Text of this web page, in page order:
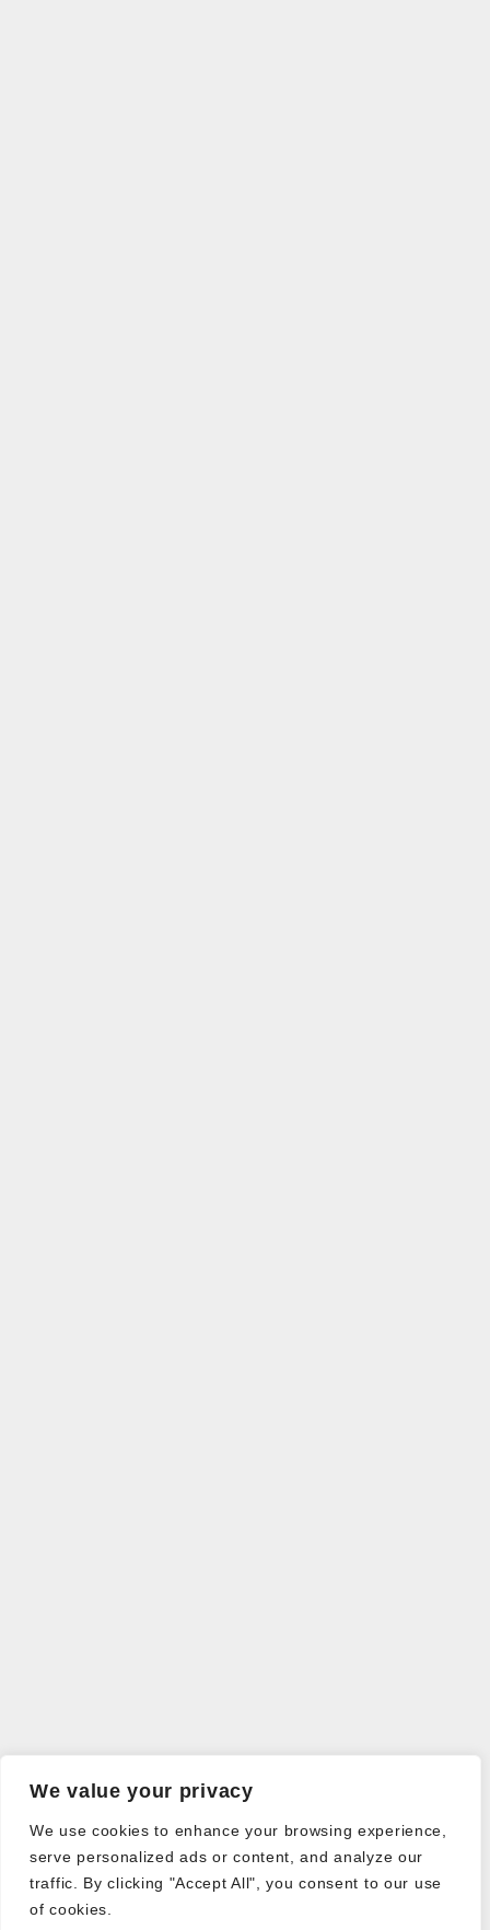
We value your privacy
We use cookies to enhance your browsing experience,
serve personalized ads or content, and analyze our
traffic. By clicking "Accept All", you consent to our use
of cookies.